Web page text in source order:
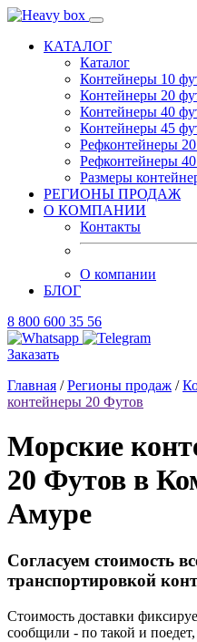
КАТАЛОГ
Каталог
Контейнеры 10
Контейнеры 20
Контейнеры 40
Контейнеры 45
Рефконтейнеры
Рефконтейнеры
Размеры
РЕГИОНЫ ПРОДАЖ
О КОМПАНИИ
Контакты
О компании
БЛОГ
8 800 600 35 56
Заказать
Главная /Регионы продаж /
контейнеры 20 Футов
Морские
20 Футов в
Амуре
Согласуем стоимость
транспортировкой
Стоимость доставки
сообщили - по такой и